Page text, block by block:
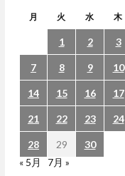
月 火 水 木
1 2 3
7 8 9 10
14 15 16 17
21 22 23 24
28 29
30
« 5月
7月 »